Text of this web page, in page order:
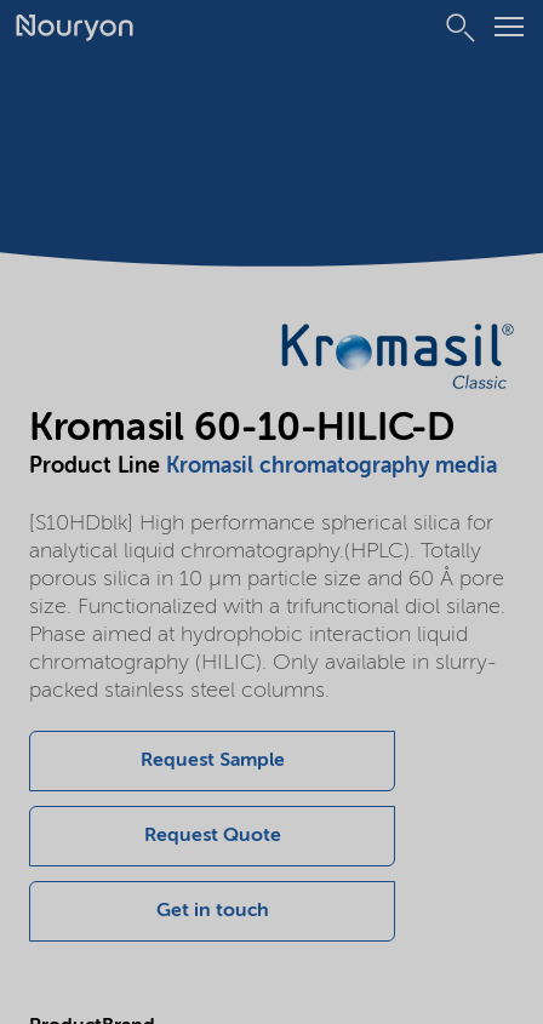
Kromasil 60-10-HILIC-D
Product Line Kromasil chromatography media
[S10HDblk] High performance spherical silica for
analytical liquid chromatography.(HPLC). Totally
porous silica in 10 µm particle size and 60 Å pore
size. Functionalized with a trifunctional diol silane.
Phase aimed at hydrophobic interaction liquid
chromatography (HILIC). Only available in slurry-
packed stainless steel columns.
Request Sample
Request Quote
Get in touch